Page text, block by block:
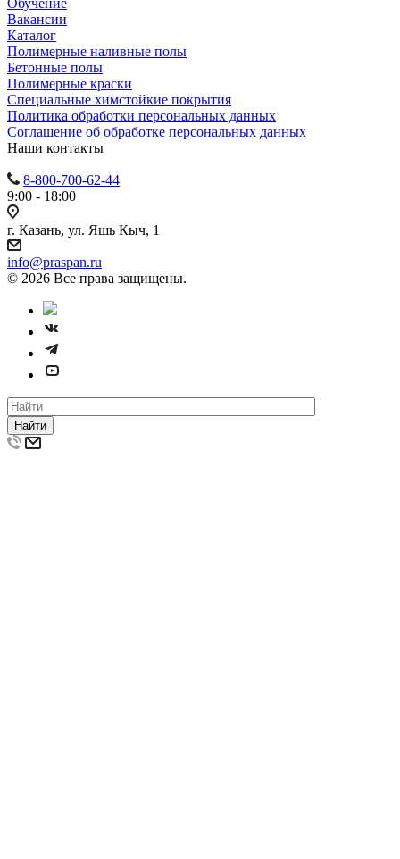
Вакансии
Каталог
Полимерные наливные полы
Бетонные полы
Полимерные краски
Специальные химстойкие покрытия
Политика обработки персональных данных
Cоглашение об обработке персональных данных
Наши контакты
8-800-700-62-44
9:00 - 18:00
г. Казань, ул. Яшь Кыч, 1
info@praspan.ru
© 2026 Все права защищены.
Найти